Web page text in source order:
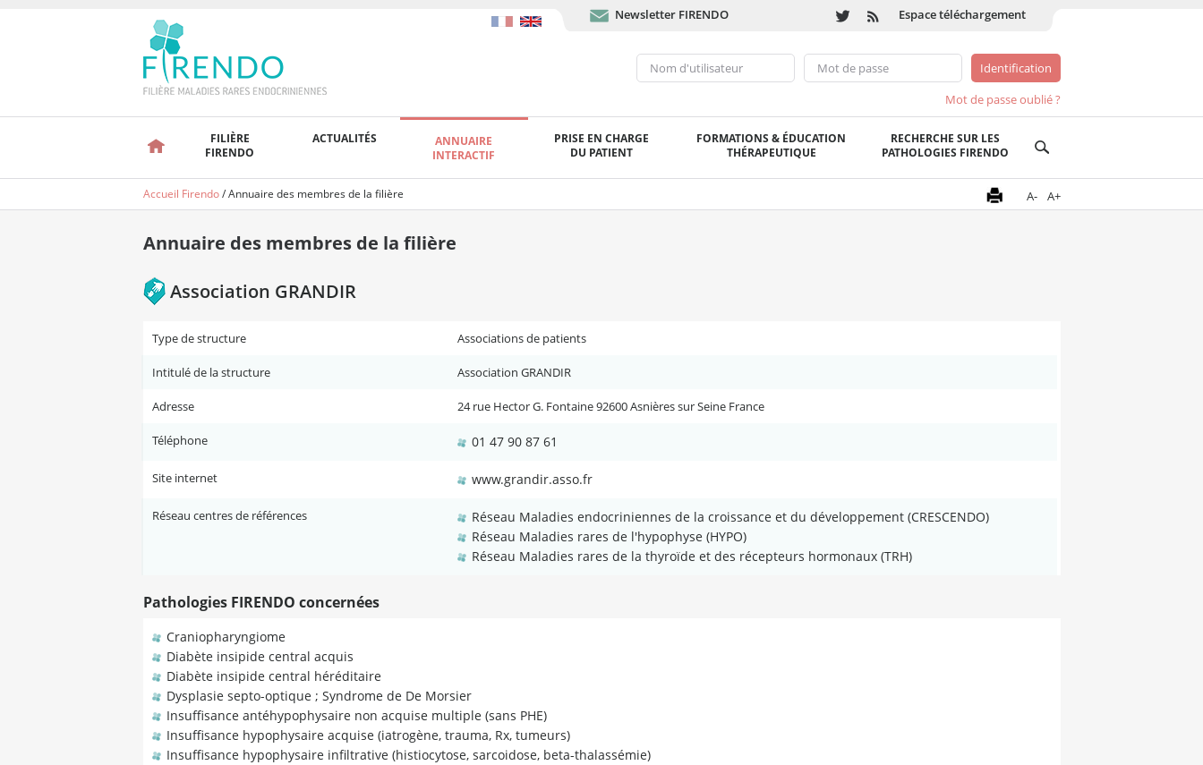
Newsletter FIRENDO Espace téléchargement
Mot de passe oublié ?
FILIÈRE
FIRENDO
ACTUALITÉS
ANNUAIRE
INTERACTIF
PRISE EN CHARGE
DU PATIENT
FORMATIONS & ÉDUCATION
THÉRAPEUTIQUE
RECHERCHE SUR LES
PATHOLOGIES FIRENDO
Accueil Firendo/Annuaire des membres de la filière A- A+
Annuaire des membres de la filière
Association GRANDIR
Type de structure Associations de patients
Intitulé de la structure Association GRANDIR
Adresse 24 rue Hector G. Fontaine 92600 Asnières sur Seine France
Téléphone 01 47 90 87 61
Site internet www.grandir.asso.fr
Réseau centres de références
Réseau Maladies endocriniennes de la croissance et du développement (CRESCENDO)
Réseau Maladies rares de l'hypophyse (HYPO)
Réseau Maladies rares de la thyroïde et des récepteurs hormonaux (TRH)
Pathologies FIRENDO concernées
Craniopharyngiome
Diabète insipide central acquis
Diabète insipide central héréditaire
Dysplasie septo-optique ; Syndrome de De Morsier
Insuffisance antéhypophysaire non acquise multiple (sans PHE)
Insuffisance hypophysaire acquise (iatrogène, trauma, Rx, tumeurs)
Insuffisance hypophysaire infiltrative (histiocytose, sarcoidose, beta-thalassémie)